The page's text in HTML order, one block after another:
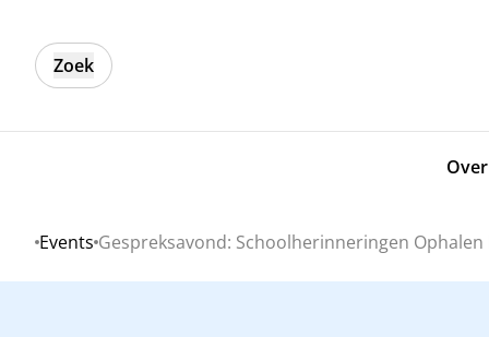
Zoek
Home
Events Gespreksavond: Schoolherinneringen